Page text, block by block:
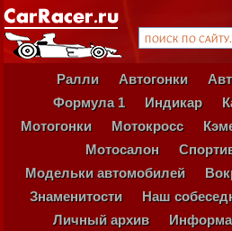
Ралли Автогонки
Формула 1
Индикар
Мотогонки
Мотокросс
Мотосалон
Модельки автомобилей
Знаменитости
Наш
Личный архив